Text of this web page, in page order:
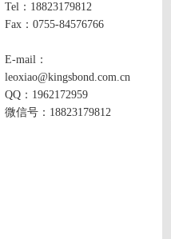
Tel：18823179812
Fax：0755-84576766
E-mail：
leoxiao@kingsbond.com.cn
QQ：1962172959
微信号：18823179812